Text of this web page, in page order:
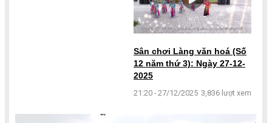
Sân chơi Làng văn hoá (Số
12 năm thứ 3): Ngày 27-12-
2025
21:20 - 27/12/2025 3,836 lượt xem